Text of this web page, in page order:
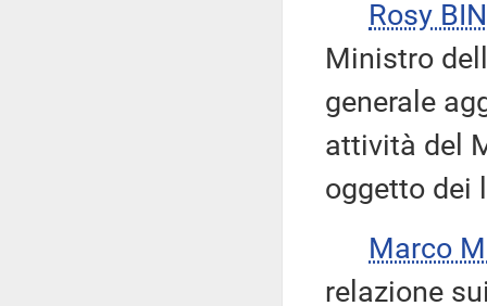
Rosy
Ministro
generale
attività del
oggetto dei
Marco
relazione